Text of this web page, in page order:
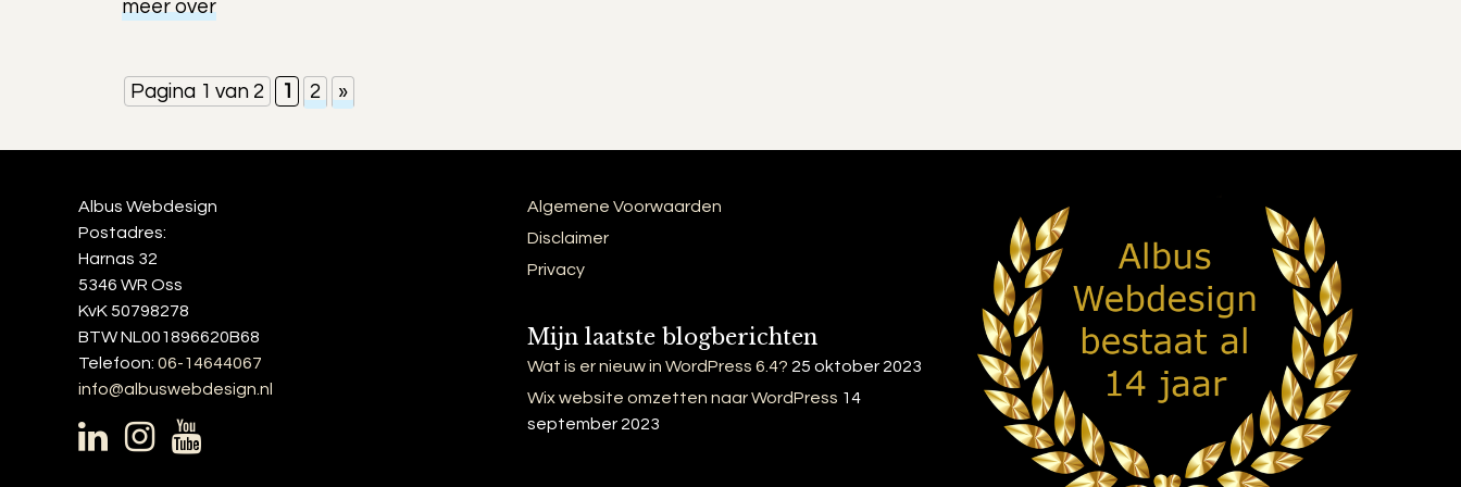
meer over
Pagina 1 van 2 1 2 »
Albus Webdesign
Postadres:
Harnas 32
5346 WR Oss
KvK 50798278
BTW NL001896620B68
Telefoon: 06-14644067
info@albuswebdesign.nl
Algemene Voorwaarden
Disclaimer
Privacy
Mijn laatste blogberichten
Wat is er nieuw in WordPress 6.4? 25 oktober 2023
Wix website omzetten naar WordPress 14
september 2023